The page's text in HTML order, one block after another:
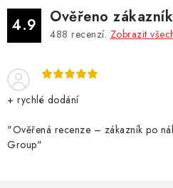
4.9 Ověřeno
488 recenzí. Zobrazit
+ rychlé dodání
"Ověřená recenze – zákazník po
Group"